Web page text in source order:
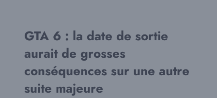
GTA 6 : la date de sortie
aurait de grosses
conséquences sur une autre
suite majeure